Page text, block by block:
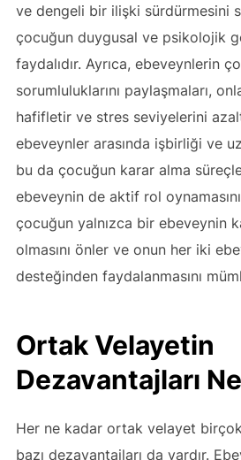
ve dengeli bir ilişki sürdürmesini
çocuğun duygusal ve psikolojik
faydalıdır. Ayrıca, ebeveynlerin
sorumluluklarını paylaşmaları,
hafifletir ve stres seviyelerini
ebeveynler arasında işbirliği ve
bu da çocuğun karar alma
ebeveynin de aktif rol
çocuğun yalnızca bir ebeveynin
olmasını önler ve onun her iki
desteğinden faydalanmasını
Ortak Velayetin
Dezavantajları
Her ne kadar ortak velayet
bazı dezavantajları da vardır.